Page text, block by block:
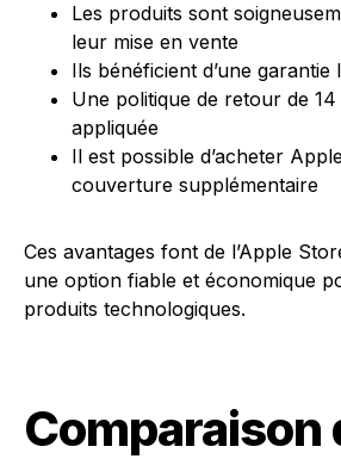
Les produits sont
leur mise en vente
Ils bénéficient d’une garantie
Une politique de retour de
appliquée
Il est possible d’acheter
couverture supplémentaire
Ces avantages font de l’Apple
une option fiable et économique
produits technologiques.
Comparaison